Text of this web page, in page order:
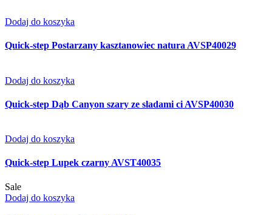
Dodaj do koszyka
Quick-step Postarzany kasztanowiec natura AVSP40029
Dodaj do koszyka
Quick-step Dąb Canyon szary ze sladami ci AVSP40030
Dodaj do koszyka
Quick-step Lupek czarny AVST40035
Sale
Dodaj do koszyka